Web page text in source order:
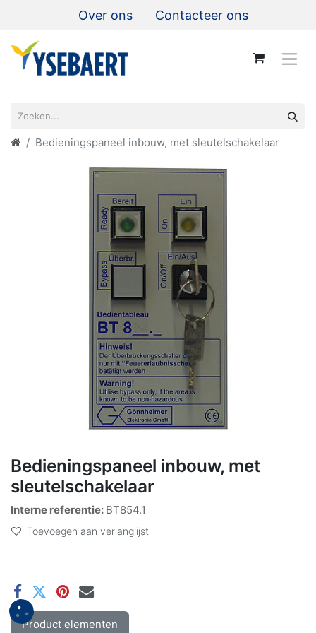
Over ons Contacteer ons
Bedieningspaneel inbouw, met sleutelschakelaar
Bedieningspaneel inbouw, met
sleutelschakelaar
Interne referentie: BT854.1
Toevoegen aan verlanglijst
Product elementen